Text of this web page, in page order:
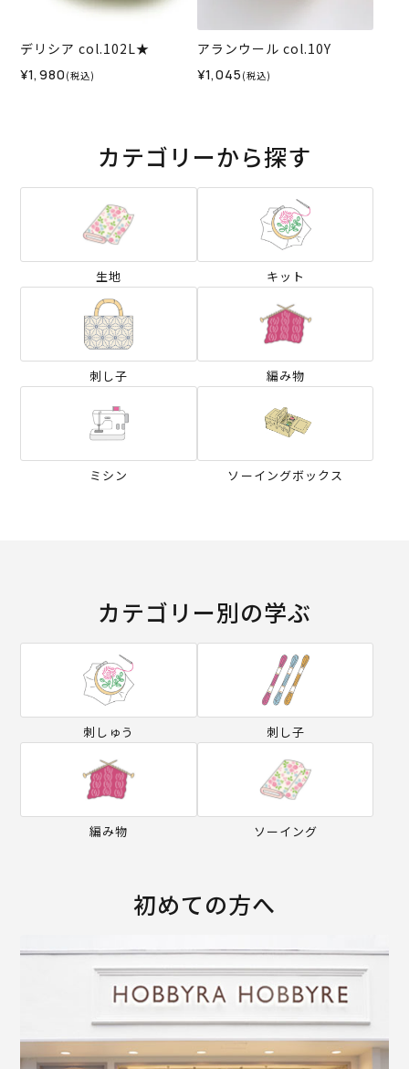
デリシア col.102L★
¥1,980 (税込)
アランウール col.10Y
¥1,045 (税込)
カテゴリーから探す
生地 キット
刺し子 編み物
ミシン ソーイングボックス
カテゴリー別の学ぶ
刺しゅう 刺し子
編み物 ソーイング
初めての方へ